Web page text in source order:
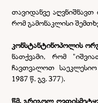
თავიდანვე
რომ გამონაკლისი
კონსტანტინოპოლის
ნათქვამი, რომ
ჩავთვალოთ
1987 წ. გვ. 377).
წმ. გრიგოლ